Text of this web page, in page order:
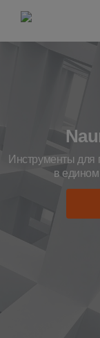
Инструменты для
в